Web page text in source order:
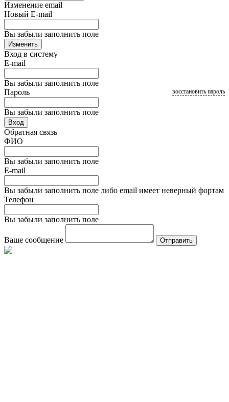
Изменение email
Новый E-mail
Вы забыли заполнить поле
Изменить
Вход в систему
E-mail
Вы забыли заполнить поле
Пароль
Вы забыли заполнить поле
восстановить пароль
Вход
Обратная связь
ФИО
Вы забыли заполнить поле
E-mail
Вы забыли заполнить поле либо email имеет неверный фортам
Телефон
Вы забыли заполнить поле
Ваше сообщение Отправить